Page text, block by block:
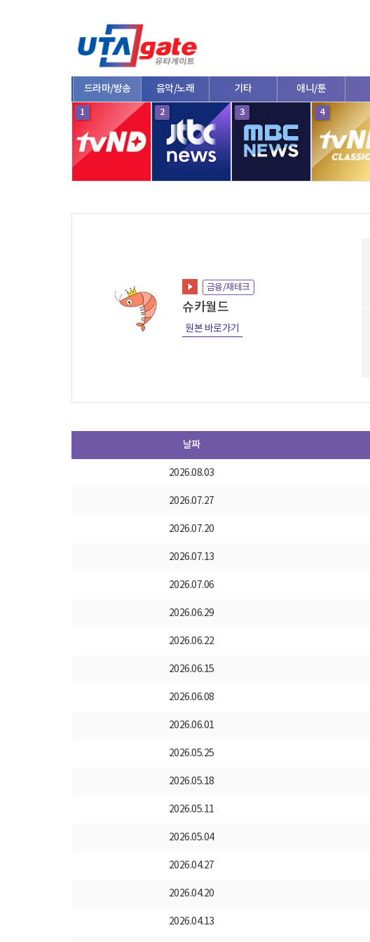
드라마/방송 음악/노래 기타 애니/툰
1 2 3 4
금융/재테크
슈카월드
원본 바로가기
날짜
2026.08.03
2026.07.27
2026.07.20
2026.07.13
2026.07.06
2026.06.29
2026.06.22
2026.06.15
2026.06.08
2026.06.01
2026.05.25
2026.05.18
2026.05.11
2026.05.04
2026.04.27
2026.04.20
2026.04.13